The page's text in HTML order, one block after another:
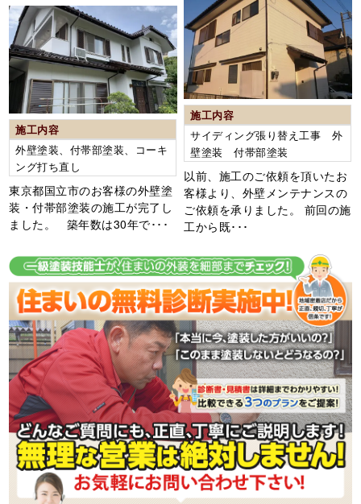
施工内容
外壁塗装、付帯部塗装、コーキ
ング打ち直し
東京都国立市のお客様の外壁塗
装・付帯部塗装の施工が完了し
ました。 築年数は30年で･･･
施工内容
サイディング張り替え工事 外
壁塗装 付帯部塗装
以前、施工のご依頼を頂いたお
客様より、外壁メンテナンスの
ご依頼を承りました。 前回の施
工から既･･･